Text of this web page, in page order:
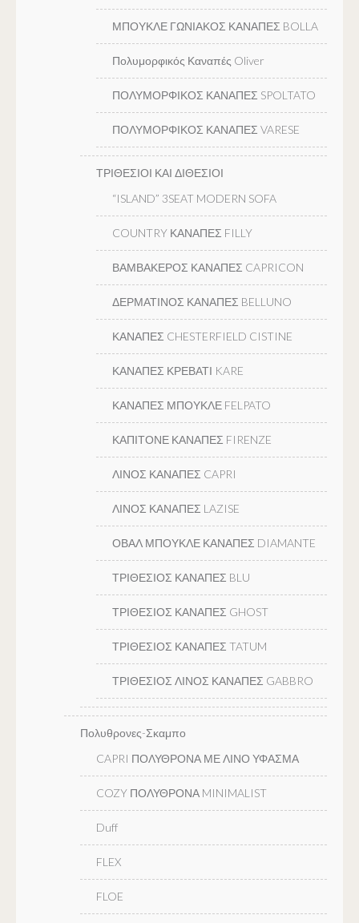
ΜΠΟΥΚΛΕ ΓΩΝΙΑΚΟΣ ΚΑΝΑΠΕΣ BOLLA
Πολυμορφικός Καναπές Oliver
ΠΟΛΥΜΟΡΦΙΚΟΣ ΚΑΝΑΠΕΣ SPOLTATO
ΠΟΛΥΜΟΡΦΙΚΟΣ ΚΑΝΑΠΕΣ VARESE
ΤΡΙΘΕΣΙΟΙ ΚΑΙ ΔΙΘΕΣΙΟΙ
“ISLAND” 3SEAT MODERN SOFA
COUNTRY ΚΑΝΑΠΕΣ FILLY
ΒΑΜΒΑΚΕΡΟΣ ΚΑΝΑΠΕΣ CAPRICON
ΔΕΡΜΑΤΙΝΟΣ ΚΑΝΑΠΕΣ BELLUNO
ΚΑΝΑΠΕΣ CHESTERFIELD CISTINE
ΚΑΝΑΠΕΣ ΚΡΕΒΑΤΙ KARE
ΚΑΝΑΠΕΣ ΜΠΟΥΚΛΕ FELPATO
ΚΑΠΙΤΟΝΕ ΚΑΝΑΠΕΣ FIRENZE
ΛΙΝΟΣ ΚΑΝΑΠΕΣ CAPRI
ΛΙΝΟΣ ΚΑΝΑΠΕΣ LAZISE
ΟΒΑΛ ΜΠΟΥΚΛΕ ΚΑΝΑΠΕΣ DIAMANTE
ΤΡΙΘΕΣΙΟΣ ΚΑΝΑΠΕΣ BLU
ΤΡΙΘΕΣΙΟΣ ΚΑΝΑΠΕΣ GHOST
ΤΡΙΘΕΣΙΟΣ ΚΑΝΑΠΕΣ TATUM
ΤΡΙΘΕΣΙΟΣ ΛΙΝΟΣ ΚΑΝΑΠΕΣ GABBRO
Πολυθρονες-Σκαμπο
CAPRI ΠΟΛΥΘΡΟΝΑ ΜΕ ΛΙΝΟ ΥΦΑΣΜΑ
COZY ΠΟΛΥΘΡΟΝΑ MINIMALIST
Duff
FLEX
FLOE